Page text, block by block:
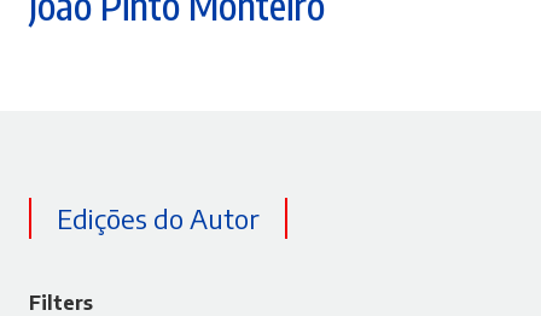
Edições do Autor
Filters